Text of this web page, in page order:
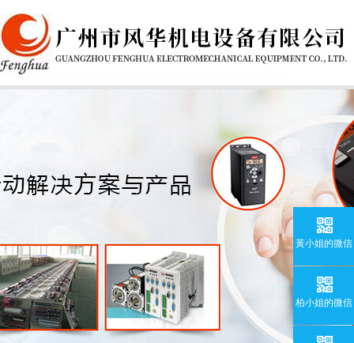
黃小姐的微信
柏小姐的微信